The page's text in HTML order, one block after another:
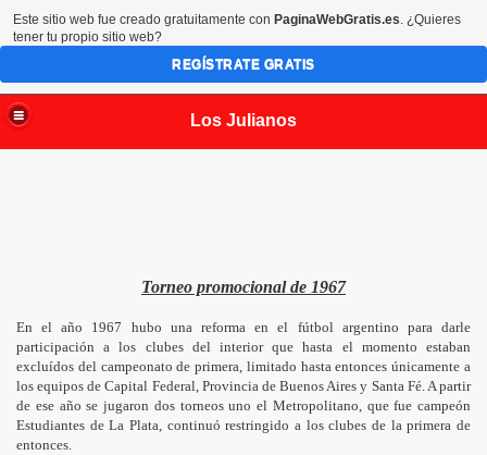
Los Julianos
Torneo promocional de 1967
En el año 1967 hubo una reforma en el fútbol argentino para darle
participación a los clubes del interior que hasta el momento estaban
excluídos del campeonato de primera, limitado hasta entonces únicamente a
los equipos de Capital Federal, Provincia de Buenos Aires y Santa Fé. A partir
de ese año se jugaron dos torneos uno el Metropolitano, que fue campeón
Estudiantes de La Plata, continuó restringido a los clubes de la primera de
entonces.
Este sitio web fue creado gratuitamente con PaginaWebGratis.es. ¿Quieres
tener tu propio sitio web?
REGÍSTRATE GRATIS